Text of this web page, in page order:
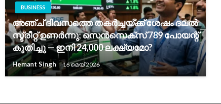
BUSINESS
അഞ്ച് ദിവസത്തെ തകർച്ചയ്ക്ക് ശേഷം ദലൽ
സ്ട്രീറ്റ് ഉണർന്നു; സെൻസെക്സ് 789 പോയന്റ്
കുതിച്ചു — ഇനി 24,000 ലക്ഷ്യമോ?
Hemant Singh 16 മെയ്‌ 2026